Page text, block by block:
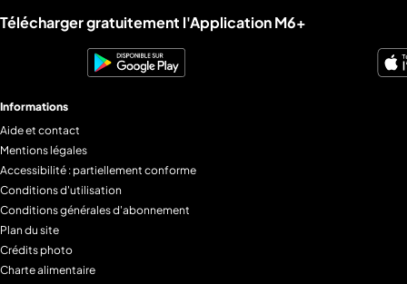
Liens utiles M6+.
Télécharger gratuitement l'Application M6+
Informations
Aide et contact
Mentions légales
Accessibilité : partiellement conforme
Conditions d'utilisation
Conditions générales d'abonnement
Plan du site
Crédits photo
Charte alimentaire